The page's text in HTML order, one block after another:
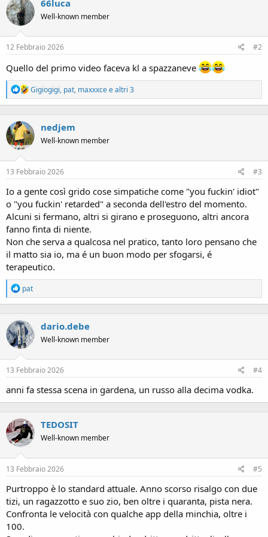
t
i
o
:
66luca
Well-known member
12 Febbraio 2026 #2
Quello del primo video faceva kl a spazzaneve
R
e
a
t
i
o
:
Gigiogigi, pat, maxxxcee altri 3
nedjem
Well-known member
13 Febbraio 2026 #3
Io a gente così grido cose simpatiche come "you fuckin' idiot"
o "you fuckin' retarded" a seconda dell'estro del momento.
Alcuni si fermano, altri si girano e proseguono, altri ancora
fanno finta di niente.
Non che serva a qualcosa nel pratico, tanto loro pensano che
il matto sia io, ma é un buon modo per sfogarsi, é
terapeutico.
R
e
a
t
i
o
n
:
pat
dario.debe
Well-known member
13 Febbraio 2026 #4
anni fa stessa scena in gardena, un russo alla decima vodka.
TEDOSIT
Well-known member
13 Febbraio 2026 #5
Purtroppo è lo standard attuale. Anno scorso risalgo con due
tizi, un ragazzotto e suo zio, ben oltre i quaranta, pista nera.
Confronta le velocità con qualche app della minchia, oltre i
100.